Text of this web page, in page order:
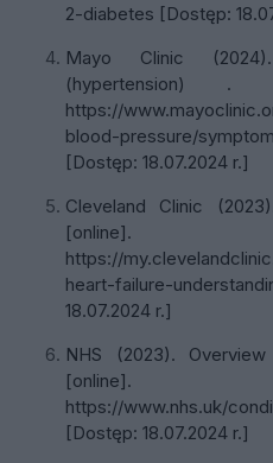
2-diabetes [Dostęp:
Mayo Clinic
(hypertension) .
https://
blood-pressure/
[Dostęp: 18.07.2024 r.]
Cleveland Clinic
[online].
https://
heart-failure-
18.07.2024 r.]
NHS (2023).
[online].
https://www.nhs.uk/
[Dostęp: 18.07.2024 r.]